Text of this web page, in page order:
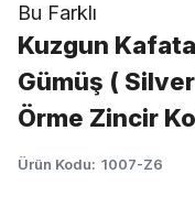
Bu Farklı
Kuzgun
Gümüş (
Örme Zincir
Ürün Kodu: 1007-Z6